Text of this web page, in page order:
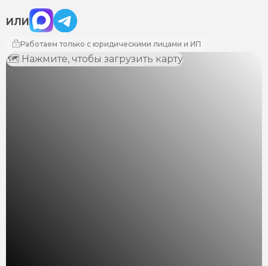
ИЛИ
Max Telegram
Работаем только с юридическими лицами и ИП
🗺 Нажмите, чтобы загрузить карту